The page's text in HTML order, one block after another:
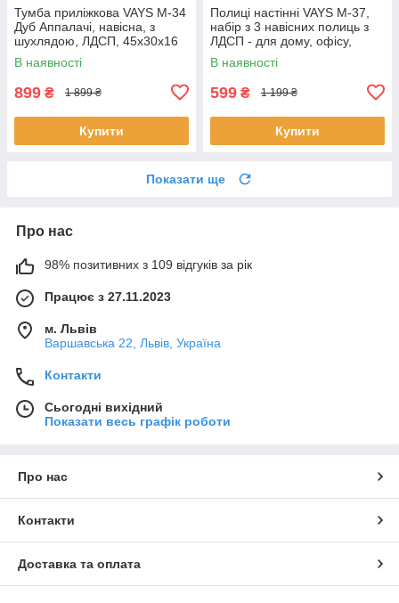
Тумба приліжкова VAYS M-34
Дуб Аппалачі, навісна, з
шухлядою, ЛДСП, 45х30х16
см – для спальні
В наявності
899 ₴ 1 899 ₴
Купити
Полиці настінні VAYS M-37,
набір з 3 навісних полиць з
ЛДСП - для дому, офісу,
вітальні
В наявності
599 ₴ 1 199 ₴
Купити
Показати ще
Про нас
98% позитивних з 109 відгуків за рік
Працює з 27.11.2023
м. Львів
Варшавська 22, Львів, Україна
Контакти
Сьогодні вихідний
Показати весь графік роботи
Про нас
Контакти
Доставка та оплата